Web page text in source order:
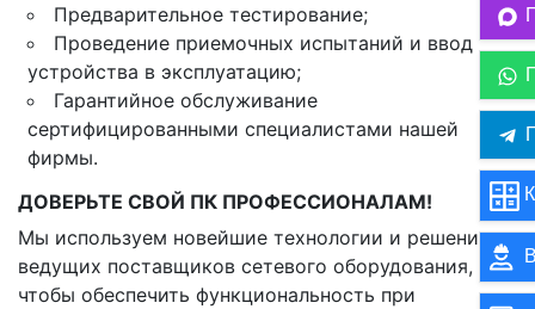
Предварительное тестирование;
Проведение приемочных испытаний и ввод
устройства в эксплуатацию;
Гарантийное обслуживание
сертифицированными специалистами нашей
фирмы.
ДОВЕРЬТЕ СВОЙ ПК ПРОФЕССИОНАЛАМ!
Мы используем новейшие технологии и решения
ведущих поставщиков сетевого оборудования,
чтобы обеспечить функциональность при